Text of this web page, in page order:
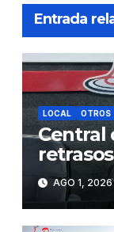
Entrada
LOCAL OTROS
Central
de
Juliaca
AGO 1, 2026